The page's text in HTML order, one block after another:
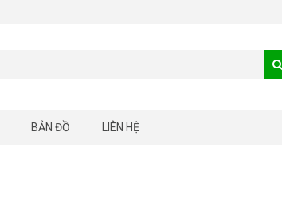
BẢN ĐỒ LIÊN HỆ